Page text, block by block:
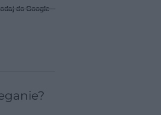
do Google